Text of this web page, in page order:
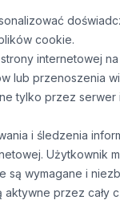
cookie.
internetowej
lub przenoszenia
tylko przez serwer
i śledzenia
Użytkownik
wymagane i
przez cały